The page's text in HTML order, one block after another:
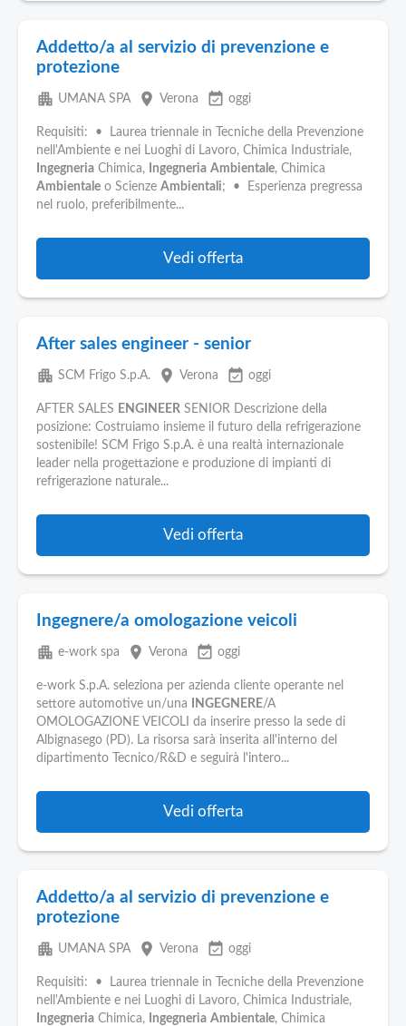
Addetto/a al servizio di prevenzione e
protezione
apartment UMANA SPA place Verona event_available oggi
Requisiti: • Laurea triennale in Tecniche della Prevenzione
nell'Ambiente e nei Luoghi di Lavoro, Chimica Industriale,
Ingegneria Chimica, Ingegneria Ambientale, Chimica
Ambientale o Scienze Ambientali; • Esperienza pregressa
nel ruolo, preferibilmente...
Vedi offerta
After sales engineer - senior
apartment SCM Frigo S.p.A. place Verona event_available oggi
AFTER SALES ENGINEER SENIOR Descrizione della
posizione: Costruiamo insieme il futuro della refrigerazione
sostenibile! SCM Frigo S.p.A. è una realtà internazionale
leader nella progettazione e produzione di impianti di
refrigerazione naturale...
Vedi offerta
Ingegnere/a omologazione veicoli
apartment e-work spa place Verona event_available oggi
e-work S.p.A. seleziona per azienda cliente operante nel
settore automotive un/una
INGEGNERE/A
OMOLOGAZIONE VEICOLI da inserire presso la sede di
Albignasego (PD). La risorsa sarà inserita all'interno del
dipartimento Tecnico/R&D e seguirà l'intero...
Vedi offerta
Addetto/a al servizio di prevenzione e
protezione
apartment UMANA SPA place Verona event_available oggi
Requisiti: • Laurea triennale in Tecniche della Prevenzione
nell'Ambiente e nei Luoghi di Lavoro, Chimica Industriale,
Ingegneria Chimica, Ingegneria Ambientale, Chimica